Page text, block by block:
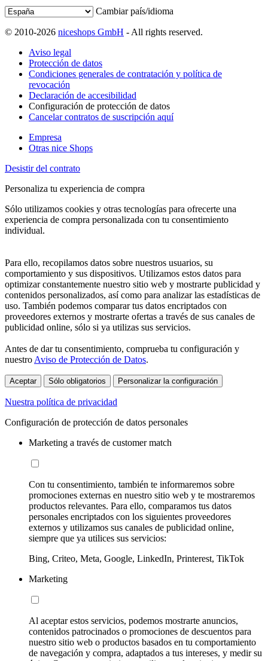
Cambiar país/idioma
© 2010-2026 niceshops GmbH - All rights reserved.
Aviso legal
Protección de datos
Condiciones generales de contratación y política de
revocación
Declaración de accesibilidad
Configuración de protección de datos
Cancelar contratos de suscripción aquí
Empresa
Otras nice Shops
Desistir del contrato
Personaliza tu experiencia de compra
Sólo utilizamos cookies y otras tecnologías para ofrecerte una
experiencia de compra personalizada con tu consentimiento
individual.
Para ello, recopilamos datos sobre nuestros usuarios, su
comportamiento y sus dispositivos. Utilizamos estos datos para
optimizar constantemente nuestro sitio web y mostrarte publicidad y
contenidos personalizados, así como para analizar las estadísticas de
uso. También podemos comparar tus datos encriptados con
proveedores externos y mostrarte ofertas a través de sus canales de
publicidad online, sólo si ya utilizas sus servicios.
Antes de dar tu consentimiento, comprueba tu configuración y
nuestro Aviso de Protección de Datos.
Aceptar Sólo obligatorios Personalizar la configuración
Nuestra política de privacidad
Configuración de protección de datos personales
Marketing a través de customer match
Con tu consentimiento, también te informaremos sobre
promociones externas en nuestro sitio web y te mostraremos
productos relevantes. Para ello, comparamos tus datos
personales encriptados con los siguientes proveedores
externos y utilizamos sus canales de publicidad online,
siempre que ya utilices sus servicios:
Bing, Criteo, Meta, Google, LinkedIn, Printerest, TikTok
Marketing
Al aceptar estos servicios, podemos mostrarte anuncios,
contenidos patrocinados o promociones de descuentos para
nuestro sitio web o productos basados en tu comportamiento
de navegación y compra, adaptados a tus intereses, y medir su